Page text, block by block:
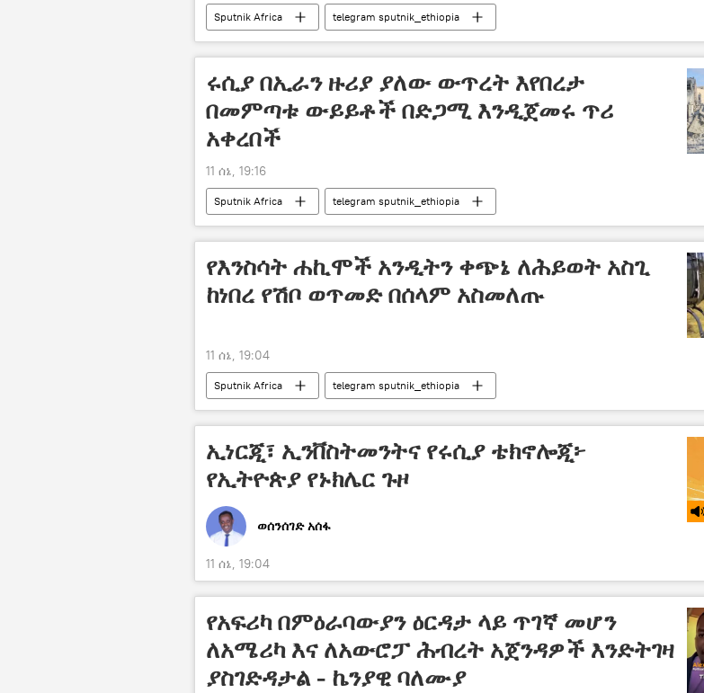
Sputnik Africa telegram sputnik_ethiopia
ሩሲያ በኢራን ዙሪያ ያለው ውጥረት እየበረታ
በመምጣቱ ውይይቶች በድጋሚ እንዲጀመሩ ጥሪ
አቀረበች
11 ሰኔ, 19:16
Sputnik Africa telegram sputnik_ethiopia
የእንስሳት ሐኪሞች አንዲትን ቀጭኔ ለሕይወት አስጊ
ከነበረ የሽቦ ወጥመድ በሰላም አስመለጡ
11 ሰኔ, 19:04
Sputnik Africa telegram sputnik_ethiopia
ኢነርጂ፣ ኢንቨስትመንትና የሩሲያ ቴክኖሎጂ፦
የኢትዮጵያ የኑክሌር ጉዞ
ወሰንሰገድ አሰፋ
11 ሰኔ, 19:04
የአፍሪካ በምዕራባውያን ዕርዳታ ላይ ጥገኛ መሆን
ለአሜሪካ እና ለአውሮፓ ሕብረት አጀንዳዎች እንድትገዛ
ያስገድዳታል - ኬንያዊ ባለሙያ